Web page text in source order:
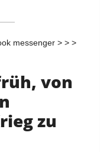
messenger > > >
von
zu